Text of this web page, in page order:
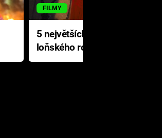
FILMY
5 největších propadáků
loňského roku: Disney na
jediné katastrofě prodělal 200